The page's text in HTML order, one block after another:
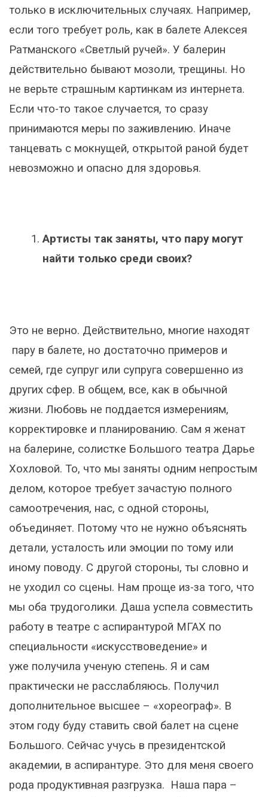
только в исключительных случаях. Например,
если того требует роль, как в балете Алексея
Ратманского «Светлый ручей». У балерин
действительно бывают мозоли, трещины. Но
не верьте страшным картинкам из интернета.
Если что-то такое случается, то сразу
принимаются меры по заживлению. Иначе
танцевать с мокнущей, открытой раной будет
невозможно и опасно для здоровья.
Артисты так заняты, что пару могут
найти только среди своих?
Это не верно. Действительно, многие находят
пару в балете, но достаточно примеров и
семей, где супруг или супруга совершенно из
других сфер. В общем, все, как в обычной
жизни. Любовь не поддается измерениям,
корректировке и планированию. Сам я женат
на балерине, солистке Большого театра Дарье
Хохловой. То, что мы заняты одним непростым
делом, которое требует зачастую полного
самоотречения, нас, с одной стороны,
объединяет. Потому что не нужно объяснять
детали, усталость или эмоции по тому или
иному поводу. С другой стороны, ты словно и
не уходил со сцены. Нам проще из-за того, что
мы оба трудоголики. Даша успела совместить
работу в театре с аспирантурой МГАХ по
специальности «искусствоведение» и
уже получила ученую степень. Я и сам
практически не расслабляюсь. Получил
дополнительное высшее – «хореограф». В
этом году буду ставить свой балет на сцене
Большого. Сейчас учусь в президентской
академии, в аспирантуре. Это для меня своего
рода продуктивная разгрузка. Наша пара –